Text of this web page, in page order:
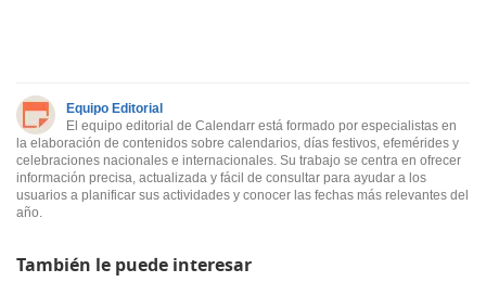
Equipo Editorial
El equipo editorial de Calendarr está formado por especialistas en
la elaboración de contenidos sobre calendarios, días festivos, efemérides y
celebraciones nacionales e internacionales. Su trabajo se centra en ofrecer
información precisa, actualizada y fácil de consultar para ayudar a los
usuarios a planificar sus actividades y conocer las fechas más relevantes del
año.
También le puede interesar